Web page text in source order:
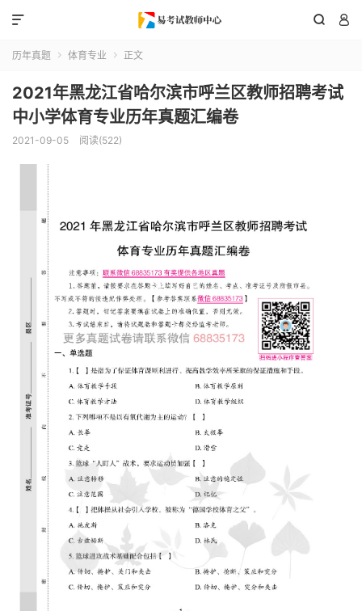
 

历年真题  体育专业  正文
2021年黑龙江省哈尔滨市呼兰区教师招聘考试
中小学体育专业历年真题汇编卷
2021-09-05 阅读(522)